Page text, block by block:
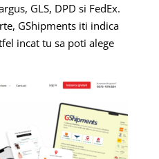
GLS, DPD si FedEx.
GShipments iti indica
incat tu sa poti alege